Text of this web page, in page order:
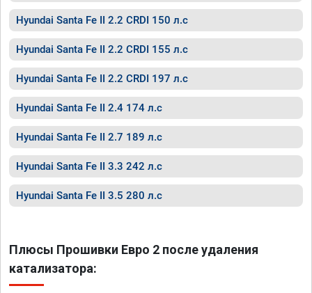
Hyundai Santa Fe II 2.2 CRDI 150 л.с
Hyundai Santa Fe II 2.2 CRDI 155 л.с
Hyundai Santa Fe II 2.2 CRDI 197 л.с
Hyundai Santa Fe II 2.4 174 л.с
Hyundai Santa Fe II 2.7 189 л.с
Hyundai Santa Fe II 3.3 242 л.с
Hyundai Santa Fe II 3.5 280 л.с
Плюсы Прошивки Евро 2 после удаления
катализатора: